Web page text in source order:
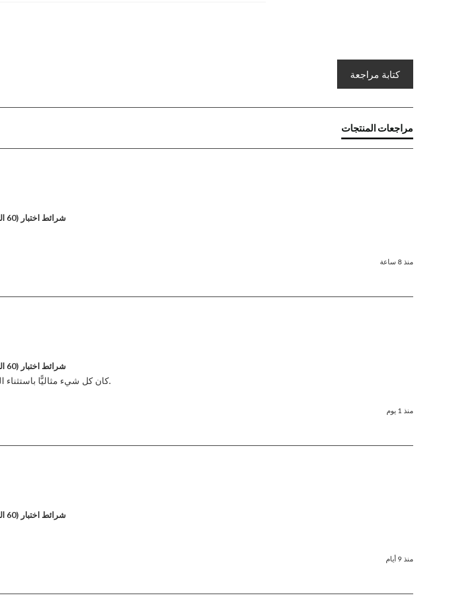
كتابة مراجعة
مراجعات المنتجات
GKI شرائط اختبار (60 الجلوكوز + 60 كيتونات) - حزمة التحرير والسرد
منذ 8 ساعة
GKI شرائط اختبار (60 الجلوكوز + 60 كيتونات) - حزمة التحرير والسرد
كان كل شيء مثاليًّا باستثناء الشحن؛ فقد استغرق وقتًا طويلاً، وكان بطيئًا جدًّا.
منذ 1 يوم
GKI شرائط اختبار (60 الجلوكوز + 60 كيتونات) - حزمة التحرير والسرد
منذ 9 أيام